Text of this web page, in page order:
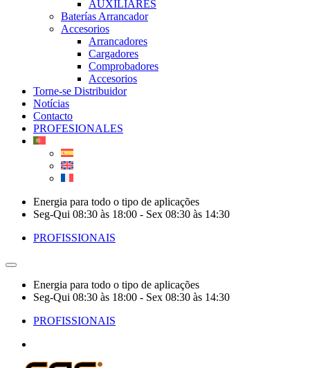
AUXILIARES
Baterías Arrancador
Accesorios
Arrancadores
Cargadores
Comprobadores
Accesorios
Torne-se Distribuidor
Notícias
Contacto
PROFESIONALES
Energia para todo o tipo de aplicações
Seg-Qui 08:30 às 18:00 - Sex 08:30 às 14:30
PROFISSIONAIS
Energia para todo o tipo de aplicações
Seg-Qui 08:30 às 18:00 - Sex 08:30 às 14:30
PROFISSIONAIS